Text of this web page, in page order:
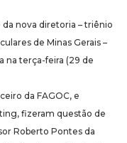
nova diretoria – triênio
de Minas Gerais –
na terça-feira (29 de
da FAGOC, e
fizeram questão de
Roberto Pontes da